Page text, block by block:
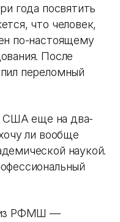
года посвятить
что человек,
по-настоящему
После
переломный
США еще на два-
ли вообще
наукой.
из РФМШ —